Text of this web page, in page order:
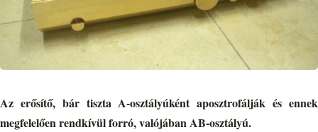
Az erősítő, bár tiszta A-osztályúként aposztrofálják és ennek
megfelelően rendkívül forró, valójában AB-osztályú.